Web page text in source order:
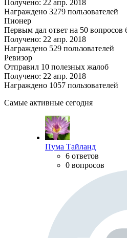
Получено: 22 апр. 2018
Награждено 3279 пользователей
Пионер
Первым дал ответ на 50 вопросов
Получено: 22 апр. 2018
Награждено 529 пользователей
Ревизор
Отправил 10 полезных жалоб
Получено: 22 апр. 2018
Награждено 1057 пользователей
Самые активные сегодня
Пума Тайланд
6 ответов
0 вопросов